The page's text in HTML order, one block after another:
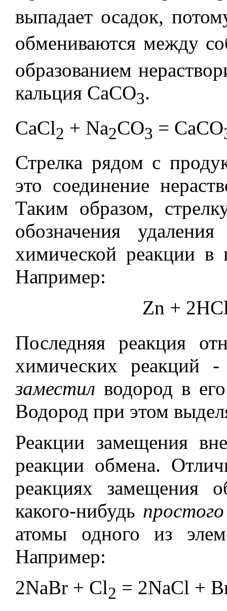
выпадает осадок,
обмениваются между
образованием
кальция CaCO3.
CaCl2 + Na2CO3 = CaCO
Стрелка рядом с
это соединение
Таким образом,
обозначения
химической реакции в
Например:
Zn +
Последняя реакция
химических реакций
заместилводород в
Водород при этом
Реакции замещения
реакции обмена.
реакциях замещения
какого-нибудь
атомы одного из
Например:
2NaBr + Cl2 = 2NaCl +